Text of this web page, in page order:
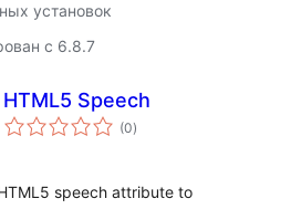
установок
с 6.8.7
HTML5 Speech
(0общий
рейтинг
)
speech attribute to